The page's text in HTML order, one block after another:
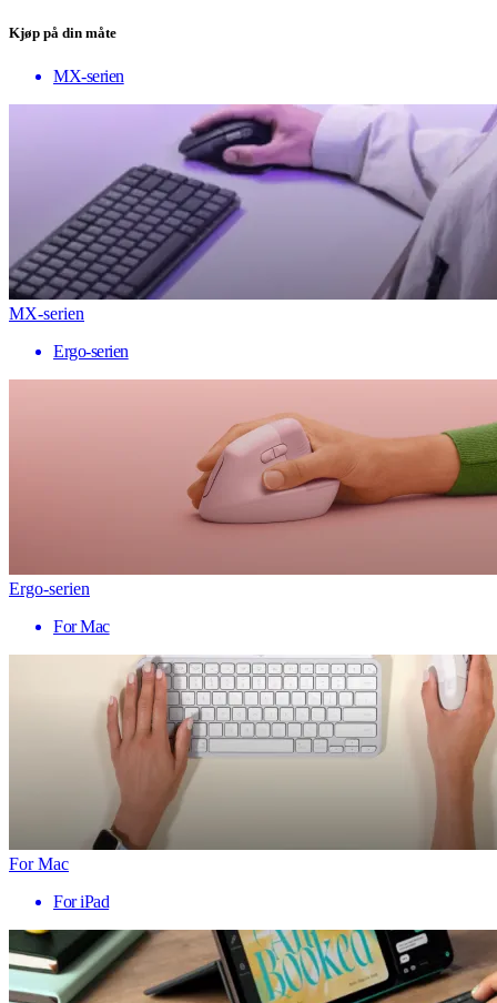
Kjøp på din måte
MX-serien
MX-serien
Ergo-serien
Ergo-serien
For Mac
For Mac
For iPad